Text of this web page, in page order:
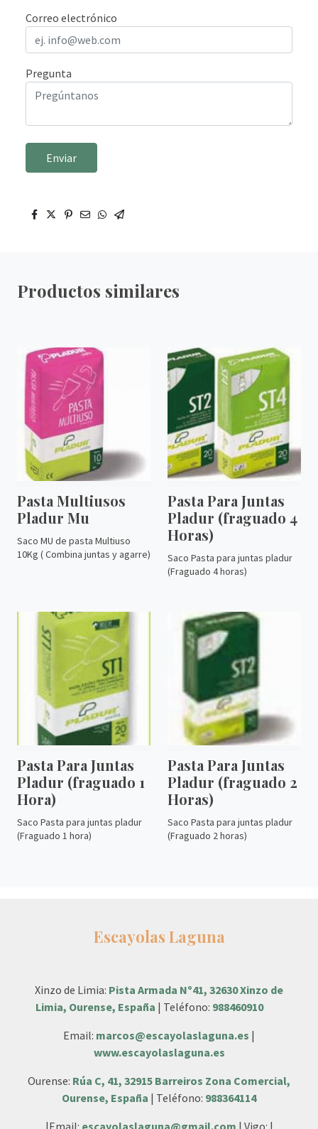
Correo electrónico
Pregunta
Enviar
Productos similares
Pasta Multiusos
Pladur Mu
Saco MU de pasta Multiuso
10Kg ( Combina juntas y agarre)
Pasta Para Juntas
Pladur (fraguado 4
Horas)
Saco Pasta para juntas pladur
(Fraguado 4 horas)
Pasta Para Juntas
Pladur (fraguado 1
Hora)
Saco Pasta para juntas pladur
(Fraguado 1 hora)
Pasta Para Juntas
Pladur (fraguado 2
Horas)
Saco Pasta para juntas pladur
(Fraguado 2 horas)
Escayolas Laguna
Xinzo de Limia: Pista Armada Nº41, 32630 Xinzo de
Limia, Ourense, España | Teléfono: 988460910
Email: marcos@escayolaslaguna.es |
www.escayolaslaguna.es
Ourense: Rúa C, 41, 32915 Barreiros Zona Comercial,
Ourense, España | Teléfono: 988364114